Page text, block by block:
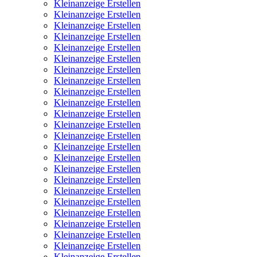
Kleinanzeige Erstellen
Kleinanzeige Erstellen
Kleinanzeige Erstellen
Kleinanzeige Erstellen
Kleinanzeige Erstellen
Kleinanzeige Erstellen
Kleinanzeige Erstellen
Kleinanzeige Erstellen
Kleinanzeige Erstellen
Kleinanzeige Erstellen
Kleinanzeige Erstellen
Kleinanzeige Erstellen
Kleinanzeige Erstellen
Kleinanzeige Erstellen
Kleinanzeige Erstellen
Kleinanzeige Erstellen
Kleinanzeige Erstellen
Kleinanzeige Erstellen
Kleinanzeige Erstellen
Kleinanzeige Erstellen
Kleinanzeige Erstellen
Kleinanzeige Erstellen
Kleinanzeige Erstellen